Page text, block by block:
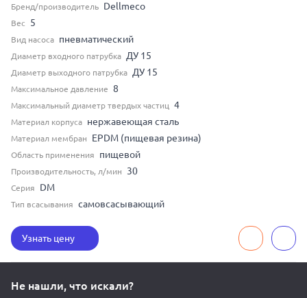
Бренд/производитель Dellmeco
Вес 5
Вид насоса пневматический
Диаметр входного патрубка ДУ 15
Диаметр выходного патрубка ДУ 15
Максимальное давление 8
Максимальный диаметр твердых частиц 4
Материал корпуса нержавеющая сталь
Материал мембран EPDM (пищевая резина)
Область применения пищевой
Производительность, л/мин 30
Серия DM
Тип всасывания самовсасывающий
Узнать цену
Не нашли, что искали?